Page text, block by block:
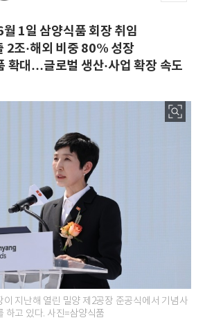
1일 삼양식품 회장 취임
2조·해외 비중 80% 성장
확대…글로벌 생산·사업 확장 속도
이 지난해 열린 밀양 제2공장 준공식에서 기념사
하고 있다. 사진=삼양식품